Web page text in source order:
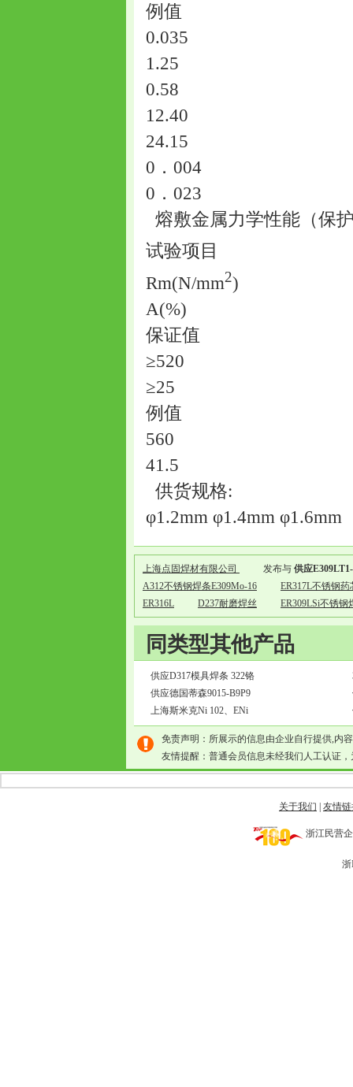
例值
0.035
1.25
0.58
12.40
24.15
0．004
0．023
熔敷金属力学性能（保
试验项目
Rm(N/mm2)
A(%)
保证值
≥520
≥25
例值
560
41.5
供货规格:
φ1.2mm φ1.4mm φ1.6mm
上海点固焊材有限公司 发布与 供应
A312不锈钢焊条E309Mo-16
ER317L不锈钢
ER316L
D237耐磨焊丝 ER309LSi不锈钢
同类型其他产品
供应D317模具焊条 322铬
供应德国蒂森9015-B9P9
上海斯米克Ni 102、ENi
免责声明：所展示的信息由企业自行提供,内
友情提醒：普通会员信息未经我们人工认证
关于我们 | 友情
浙江民营
浙